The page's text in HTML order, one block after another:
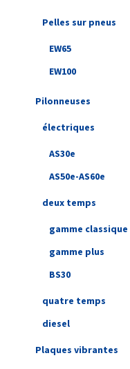
Pelles sur pneus
EW65
EW100
Pilonneuses
électriques
AS30e
AS50e-AS60e
deux temps
gamme classique
gamme plus
BS30
quatre temps
diesel
Plaques vibrantes